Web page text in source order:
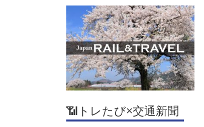
📶トレたび×交通新聞